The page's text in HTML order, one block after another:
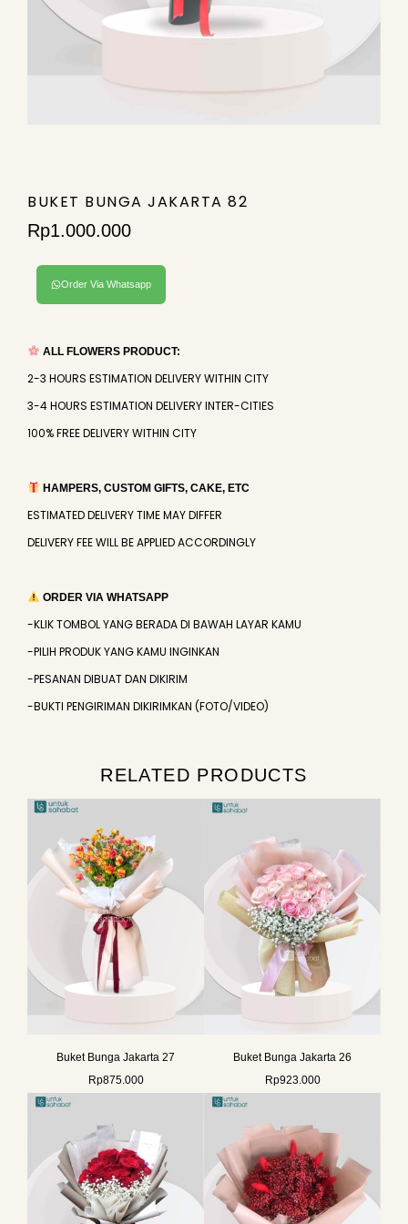
BUKET BUNGA JAKARTA 82
Rp1.000.000
Order Via Whatsapp
ALL FLOWERS PRODUCT:
2-3 HOURS ESTIMATION DELIVERY WITHIN CITY
3-4 HOURS ESTIMATION DELIVERY INTER-CITIES
100% FREE DELIVERY WITHIN CITY
HAMPERS, CUSTOM GIFTS, CAKE, ETC
ESTIMATED DELIVERY TIME MAY DIFFER
DELIVERY FEE WILL BE APPLIED ACCORDINGLY
ORDER VIA WHATSAPP
-KLIK TOMBOL YANG BERADA DI BAWAH LAYAR KAMU
-PILIH PRODUK YANG KAMU INGINKAN
-PESANAN DIBUAT DAN DIKIRIM
-BUKTI PENGIRIMAN DIKIRIMKAN (FOTO/VIDEO)
RELATED PRODUCTS
Buket Bunga Jakarta 27
Rp875.000
Buket Bunga Jakarta 26
Rp923.000